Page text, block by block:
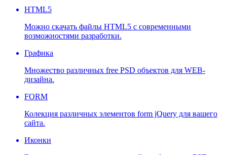
HTML5
Можно скачать файлы HTML5 с современными
возможностями разработки.
Графика
Множество различных free PSD объектов для WEB-
дизайна.
FORM
Колекция различных элементов form jQuery для вашего
сайта.
Иконки